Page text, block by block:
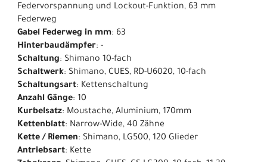
Federvorspannung und Lockout-Funktion, 63 mm
Federweg
Gabel Federweg in mm: 63
Hinterbaudämpfer: -
Schaltung: Shimano 10-fach
Schaltwerk: Shimano, CUES, RD-U6020, 10-fach
Schaltungsart: Kettenschaltung
Anzahl Gänge: 10
Kurbelsatz: Moustache, Aluminium, 170mm
Kettenblatt: Narrow-Wide, 40 Zähne
Kette / Riemen: Shimano, LG500, 120 Glieder
Antriebsart: Kette